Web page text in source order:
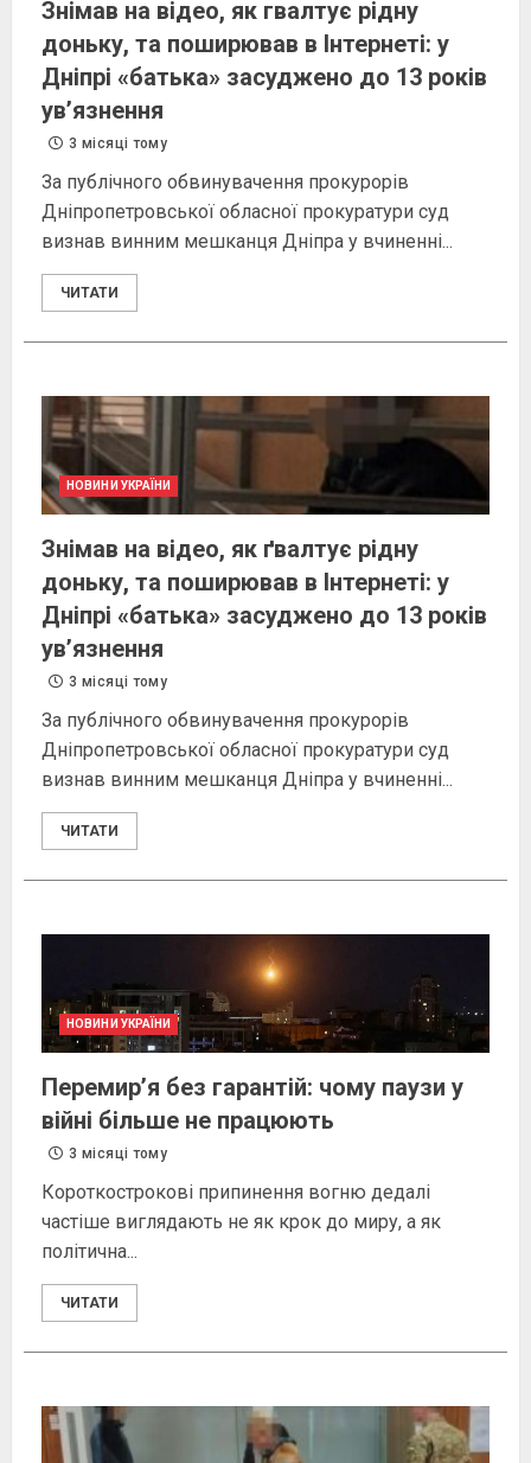
Знімав на відео, як гвалтує рідну
доньку, та поширював в Інтернеті: у
Дніпрі «батька» засуджено до 13 років
ув’язнення
3 місяці тому
За публічного обвинувачення прокурорів
Дніпропетровської обласної прокуратури суд
визнав винним мешканця Дніпра у вчиненні...
ЧИТАТИ
НОВИНИ УКРАЇНИ
Знімав на відео, як ґвалтує рідну
доньку, та поширював в Інтернеті: у
Дніпрі «батька» засуджено до 13 років
ув’язнення
3 місяці тому
За публічного обвинувачення прокурорів
Дніпропетровської обласної прокуратури суд
визнав винним мешканця Дніпра у вчиненні...
ЧИТАТИ
НОВИНИ УКРАЇНИ
Перемир’я без гарантій: чому паузи у
війні більше не працюють
3 місяці тому
Короткострокові припинення вогню дедалі
частіше виглядають не як крок до миру, а як
політична...
ЧИТАТИ